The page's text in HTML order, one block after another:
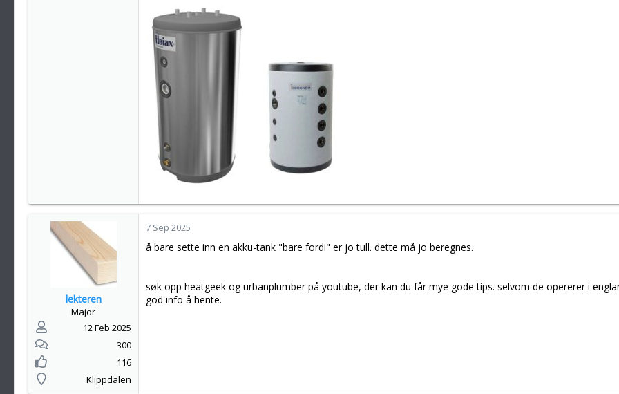
lekteren
Major
12 Feb 2025
300
116
Klippdalen
7 Sep 2025
å bare sette inn en akku-tank "bare fordi" er jo tull. dette må jo beregnes.
søk opp heatgeek og urbanplumber på youtube, der kan du får mye gode tips. selvom de opererer i
god info å hente.